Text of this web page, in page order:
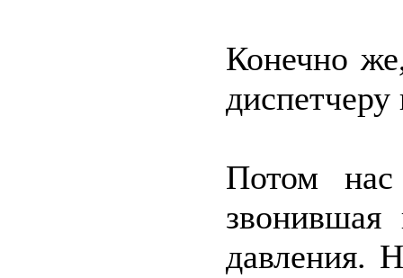
Конечно
Потом нас
давления.